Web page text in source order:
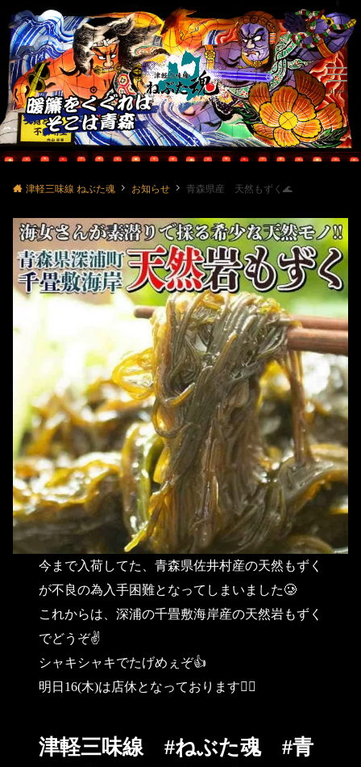
Menu
津軽三味線 ねぶた魂 お知らせ 青森県産 天然もずく🌊
今まで入荷してた、青森県佐井村産の天然もずく
が不良の為入手困難となってしまいました🥲
これからは、深浦の千畳敷海岸産の天然岩もずく
でどうぞ✌️
シャキシャキでたげめぇぞ👍
明日16(木)は店休となっております🙇‍♀️
津軽三味線 #ねぶた魂 #青